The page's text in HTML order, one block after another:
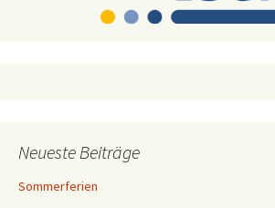
Neueste Beiträge
Sommerferien